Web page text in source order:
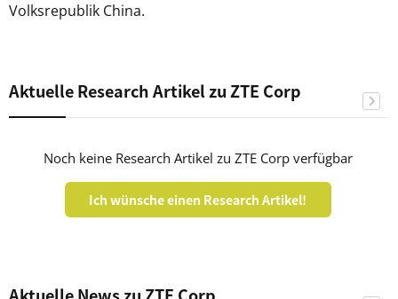
Volksrepublik China.
Aktuelle Research Artikel zu ZTE Corp
Noch keine Research Artikel zu ZTE Corp verfügbar
Ich wünsche einen Research Artikel!